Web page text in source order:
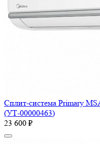
Сплит-система Primary
(УТ-00000463)
23 600 ₽